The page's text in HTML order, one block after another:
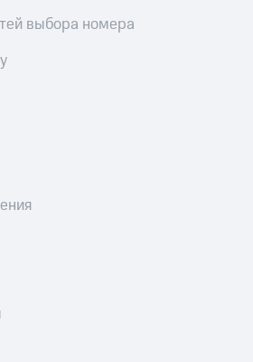
выбора номера